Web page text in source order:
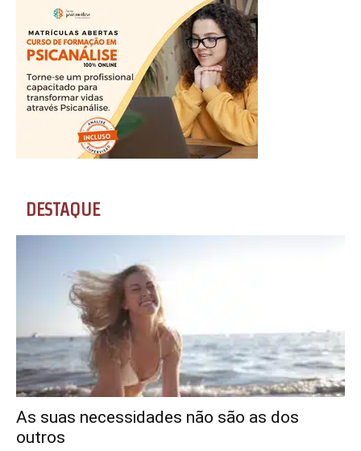
DESTAQUE
As suas necessidades não são as dos
outros